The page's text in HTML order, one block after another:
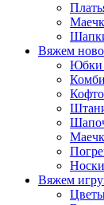
Вяжем
Юбки
Вяжем